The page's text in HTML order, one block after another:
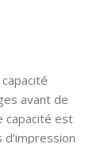
avant de
capacité est